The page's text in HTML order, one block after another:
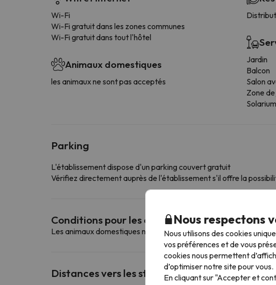
Wi-Fi
Wi-Fi gratuit dans les zones communes
Wi-Fi gratuit dans tout l'hôtel
Animaux domestiques
les animaux ne sont pas acceptés
Jardin
Balcon
Salon
Zone
Solarium
Parking
L'établissement dispose d'un parking couvert gratuit
Vérifiez directement auprès de l'établissement s'il offre la
Conditions pour les animaux de compagnie
Les animaux domestiques ne sont pas autorisés dans ce
Distances vers les stations de ski les plus
Nous respectons
Nous utilisons des cookies
vos préférences et de vous
cookies nous permettent
d’optimiser notre site pour vous.
En cliquant sur "Accepter et